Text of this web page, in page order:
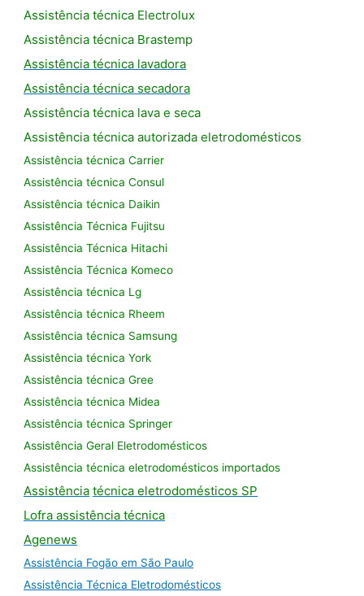
Assistência técnica Electrolux
Assistência técnica Brastemp
Assistência técnica lavadora
Assistência técnica secadora
Assistência técnica lava e seca
Assistência técnica autorizada eletrodomésticos
Assistência técnica Carrier
Assistência técnica Consul
Assistência técnica Daikin
Assistência Técnica Fujitsu
Assistência Técnica Hitachi
Assistência Técnica Komeco
Assistência técnica Lg
Assistência técnica Rheem
Assistência técnica Samsung
Assistência técnica York
Assistência técnica Gree
Assistência técnica Midea
Assistência técnica Springer
Assistência Geral Eletrodomésticos
Assistência técnica eletrodomésticos importados
Assistência técnica eletrodomésticos SP
Lofra assistênciatécnica
Agenews
Assistência Fogão em São Paulo
Assistência Técnica Eletrodomésticos